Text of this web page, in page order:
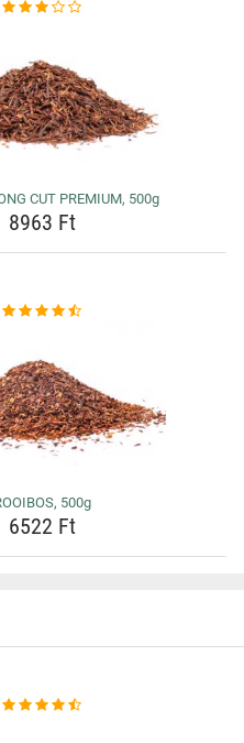
CUT PREMIUM, 500g
8963 Ft
500g
6522 Ft